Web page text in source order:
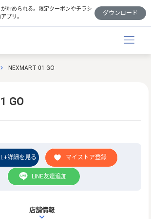
貯められる。限定クーポンやチラシ
プリ。
ダウンロード
NEXMART 01 GO
GO
詳細を見る マイストア登録
LINE友達追加
店舗情報